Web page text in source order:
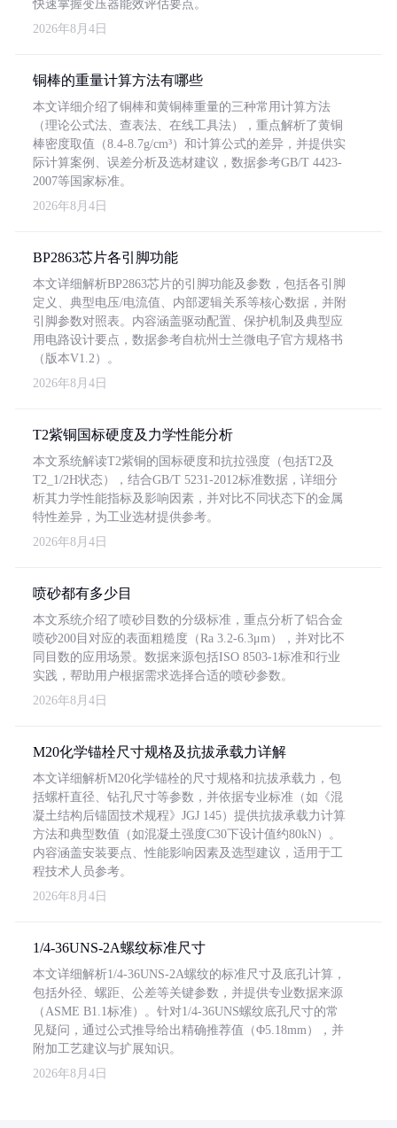
快速掌握变压器能效评估要点。
2026年8月4日
铜棒的重量计算方法有哪些
本文详细介绍了铜棒和黄铜棒重量的三种常用计算方法
（理论公式法、查表法、在线工具法），重点解析了黄铜
棒密度取值（8.4-8.7g/cm³）和计算公式的差异，并提供实
际计算案例、误差分析及选材建议，数据参考GB/T 4423-
2007等国家标准。
2026年8月4日
BP2863芯片各引脚功能
本文详细解析BP2863芯片的引脚功能及参数，包括各引脚
定义、典型电压/电流值、内部逻辑关系等核心数据，并附
引脚参数对照表。内容涵盖驱动配置、保护机制及典型应
用电路设计要点，数据参考自杭州士兰微电子官方规格书
（版本V1.2）。
2026年8月4日
T2紫铜国标硬度及力学性能分析
本文系统解读T2紫铜的国标硬度和抗拉强度（包括T2及
T2_1/2H状态），结合GB/T 5231-2012标准数据，详细分
析其力学性能指标及影响因素，并对比不同状态下的金属
特性差异，为工业选材提供参考。
2026年8月4日
喷砂都有多少目
本文系统介绍了喷砂目数的分级标准，重点分析了铝合金
喷砂200目对应的表面粗糙度（Ra 3.2-6.3μm），并对比不
同目数的应用场景。数据来源包括ISO 8503-1标准和行业
实践，帮助用户根据需求选择合适的喷砂参数。
2026年8月4日
M20化学锚栓尺寸规格及抗拔承载力详解
本文详细解析M20化学锚栓的尺寸规格和抗拔承载力，包
括螺杆直径、钻孔尺寸等参数，并依据专业标准（如《混
凝土结构后锚固技术规程》JGJ 145）提供抗拔承载力计算
方法和典型数值（如混凝土强度C30下设计值约80kN）。
内容涵盖安装要点、性能影响因素及选型建议，适用于工
程技术人员参考。
2026年8月4日
1/4-36UNS-2A螺纹标准尺寸
本文详细解析1/4-36UNS-2A螺纹的标准尺寸及底孔计算，
包括外径、螺距、公差等关键参数，并提供专业数据来源
（ASME B1.1标准）。针对1/4-36UNS螺纹底孔尺寸的常
见疑问，通过公式推导给出精确推荐值（Φ5.18mm），并
附加工艺建议与扩展知识。
2026年8月4日